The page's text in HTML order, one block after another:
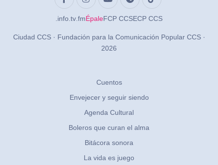
.info .tv .fmÉpaleFCP CCSECP CCS
Ciudad CCS · Fundación para la Comunicación Popular CCS ·
2026
Cuentos
Envejecer y seguir siendo
Agenda Cultural
Boleros que curan el alma
Bitácora sonora
La vida es juego